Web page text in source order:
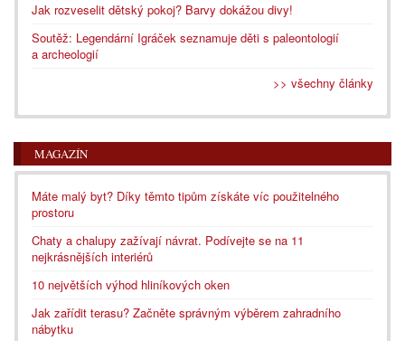
Jak rozveselit dětský pokoj? Barvy dokážou divy!
Soutěž: Legendární Igráček seznamuje děti s paleontologií
a archeologií
>> všechny články
MAGAZÍN
Máte malý byt? Díky těmto tipům získáte víc použitelného
prostoru
Chaty a chalupy zažívají návrat. Podívejte se na 11
nejkrásnějších interiérů
10 největších výhod hliníkových oken
Jak zařídit terasu? Začněte správným výběrem zahradního
nábytku